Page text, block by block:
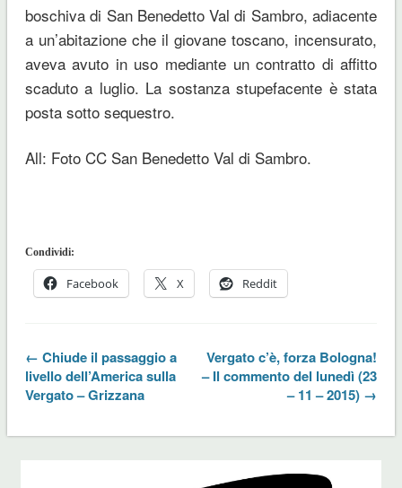
boschiva di San Benedetto Val di Sambro, adiacente
a un’abitazione che il giovane toscano, incensurato,
aveva avuto in uso mediante un contratto di affitto
scaduto a luglio. La sostanza stupefacente è stata
posta sotto sequestro.
All: Foto CC San Benedetto Val di Sambro.
Condividi:
Facebook X Reddit
← Chiude il passaggio a
livello dell’America sulla
Vergato – Grizzana
Vergato c’è, forza Bologna!
– Il commento del lunedì (23
– 11 – 2015) →